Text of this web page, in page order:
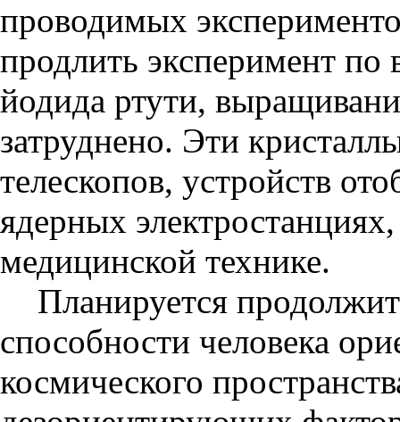
проводимых
продлить эксперимент
йодида ртути,
затруднено. Эти
телескопов, устройств
ядерных
медицинской технике.
Планируется
способности человека
космического